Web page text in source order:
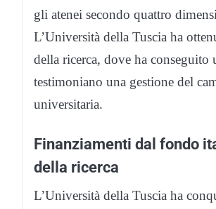
gli atenei secondo quattro
L’Università della Tuscia ha
della ricerca, dove ha
testimoniano una gestione del
universitaria.
Finanziamenti dal fondo
della ricerca
L’Università della Tuscia ha